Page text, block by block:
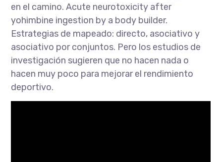
en el camino. Acute neurotoxicity after
yohimbine ingestion by a body builder.
Estrategias de mapeado: directo, asociativo y
asociativo por conjuntos. Pero los estudios de
investigación sugieren que no hacen nada o
hacen muy poco para mejorar el rendimiento
deportivo.